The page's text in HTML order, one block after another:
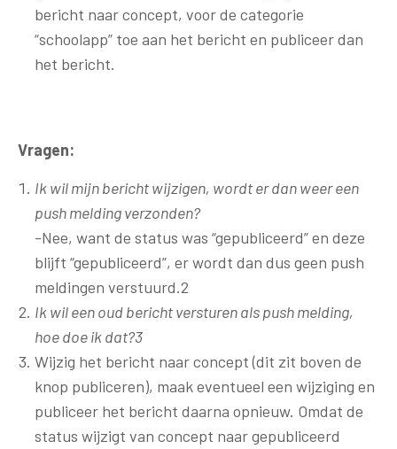
bericht naar concept, voor de categorie
“schoolapp” toe aan het bericht en publiceer dan
het bericht.
Vragen:
Ik wil mijn bericht wijzigen, wordt er dan weer een
push melding verzonden?
-Nee, want de status was “gepubliceerd” en deze
blijft “gepubliceerd”, er wordt dan dus geen push
meldingen verstuurd.2
Ik wil een oud bericht versturen als push melding,
hoe doe ik dat?3
Wijzig het bericht naar concept (dit zit boven de
knop publiceren), maak eventueel een wijziging en
publiceer het bericht daarna opnieuw. Omdat de
status wijzigt van concept naar gepubliceerd